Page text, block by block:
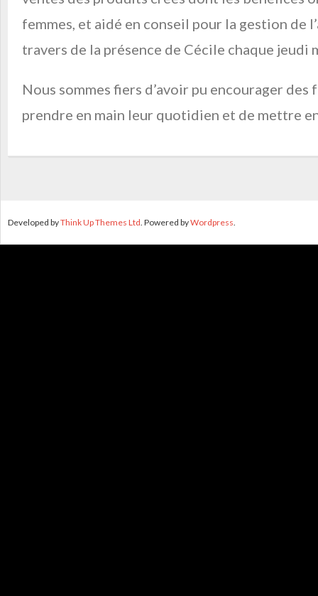
femmes, et aidé en conseil pour la gestion de
travers de la présence de Cécile chaque jeudi
Nous sommes fiers d’avoir pu encourager des
prendre en main leur quotidien et de mettre
Developed byThink Up Themes Ltd . Powered byWordpress